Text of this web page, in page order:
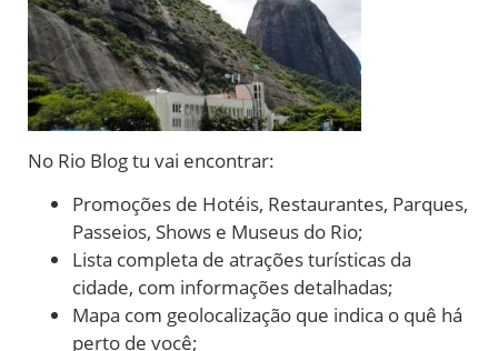
No Rio Blog tu vai encontrar:
Promoções de Hotéis, Restaurantes, Parques,
Passeios, Shows e Museus do Rio;
Lista completa de atrações turísticas da
cidade, com informações detalhadas;
Mapa com geolocalização que indica o quê há
perto de você;